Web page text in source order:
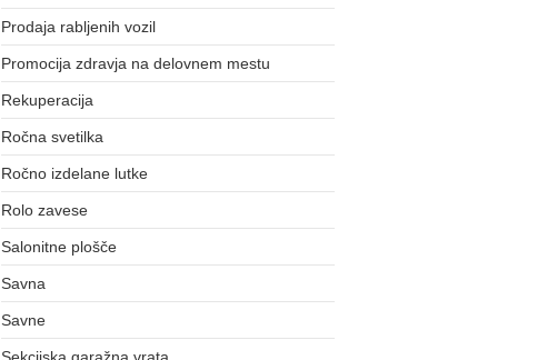
Prodaja rabljenih vozil
Promocija zdravja na delovnem mestu
Rekuperacija
Ročna svetilka
Ročno izdelane lutke
Rolo zavese
Salonitne plošče
Savna
Savne